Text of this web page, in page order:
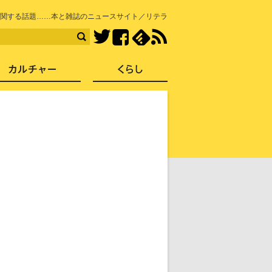
する話題……本と雑誌のニュースサイト／リテラ
TwitterFacebook
社会